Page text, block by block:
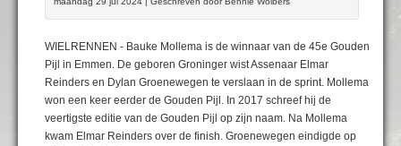
WIELRENNEN - Bauke Mollema is de winnaar van de 45e Gouden
Pijl in Emmen. De geboren Groninger wist Assenaar Elmar
Reinders en Dylan Groenewegen te verslaan in de sprint. Mollema
won een keer eerder de Gouden Pijl. In 2017 schreef hij de
veertigste editie van de Gouden Pijl op zijn naam. Na Mollema
kwam Elmar Reinders over de finish. Groenewegen eindigde op